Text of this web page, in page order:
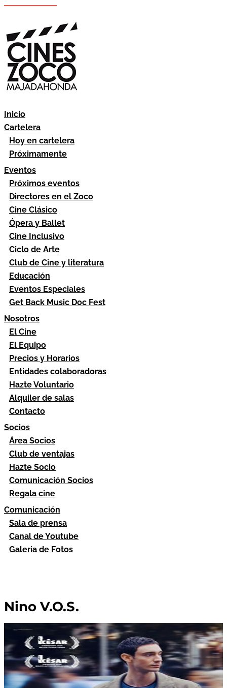
Inicio
Cartelera
Hoy en cartelera
Próximamente
Eventos
Próximos eventos
Directores en el Zoco
Cine Clásico
Ópera y Ballet
Cine Inclusivo
Ciclo de Arte
Club de Cine y literatura
Educación
Eventos Especiales
Get Back Music Doc Fest
Nosotros
El Cine
El Equipo
Precios y Horarios
Entidades colaboradoras
Hazte Voluntario
Alquiler de salas
Contacto
Socios
Área Socios
Club de ventajas
Hazte Socio
Comunicación Socios
Regala cine
Comunicación
Sala de prensa
Canal de Youtube
Galeria de Fotos
Nino V.O.S.